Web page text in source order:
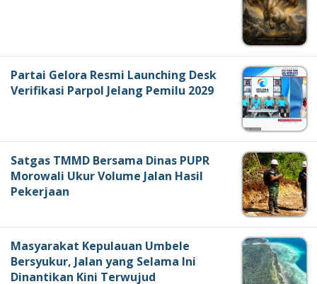
Partai Gelora Resmi Launching Desk
Verifikasi Parpol Jelang Pemilu 2029
Satgas TMMD Bersama Dinas PUPR
Morowali Ukur Volume Jalan Hasil
Pekerjaan
Masyarakat Kepulauan Umbele
Bersyukur, Jalan yang Selama Ini
Dinantikan Kini Terwujud